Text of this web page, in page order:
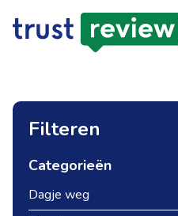
Filteren
Categorieën
Dagje weg